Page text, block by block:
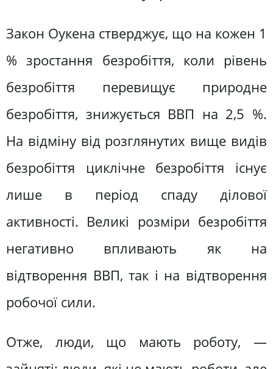
Закон Оукена стверджує, що на кожен 1
% зростання безробіття, коли рівень
безробіття перевищує природне
безробіття, знижується ВВП на 2,5 %.
На відміну від розглянутих вище видів
безробіття циклічне безробіття існує
лише в період спаду ділової
активності. Великі розміри безробіття
негативно впливають як на
відтворення ВВП, так і на відтворення
робочої сили.
Отже, люди, що мають роботу, —